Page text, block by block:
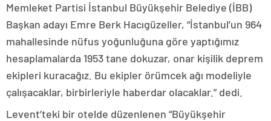
Memleket Partisi İstanbul Büyükşehir Belediye (İBB)
Başkan adayı Emre Berk Hacıgüzeller, “İstanbul’un 964
mahallesinde nüfus yoğunluğuna göre yaptığımız
hesaplamalarda 1953 tane dokuzar, onar kişilik deprem
ekipleri kuracağız. Bu ekipler örümcek ağı modeliyle
çalışacaklar, birbirleriyle haberdar olacaklar.” dedi.
Levent’teki bir otelde düzenlenen “Büyükşehir